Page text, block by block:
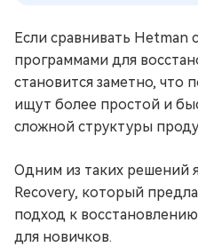
Если сравнивать Hetman
программами для
становится заметно, что
ищут более простой и
сложной структуры
Одним из таких решений
Recovery, который
подход к
для новичков.